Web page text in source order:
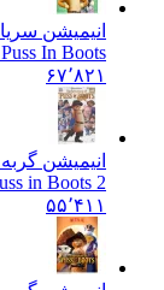
انیمیشن سریالی
Of Puss In Boots
۶۷٬۸۲۱
انیمیشن گربه
Puss in Boots 2
۵۵٬۴۱۱